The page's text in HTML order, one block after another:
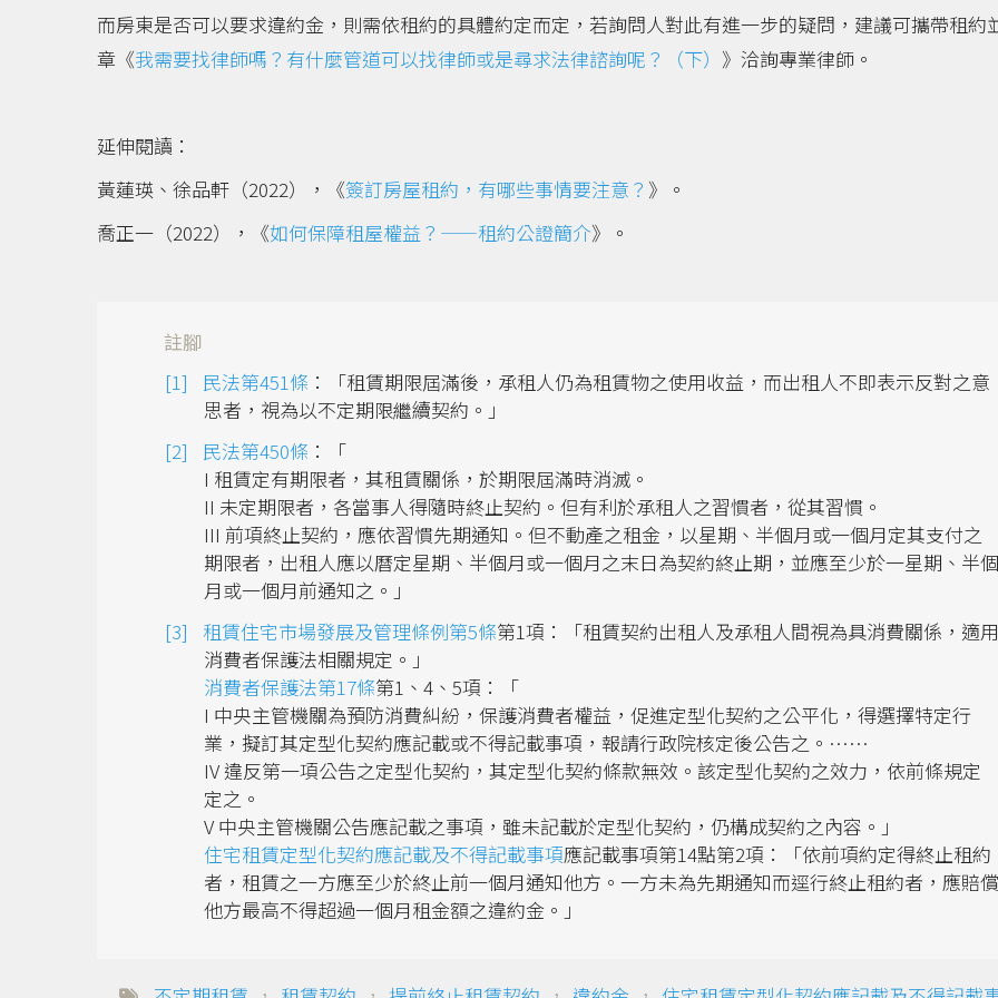
而房東是否可以要求違約金，則需依租約的具體約定而定，若詢問人對此有進一步的疑問，建議可攜帶租約
章《我需要找律師嗎？有什麼管道可以找律師或是尋求法律諮詢呢？（下） 》洽詢專業律師。
延伸閱讀：
黃蓮瑛、徐品軒（2022），《簽訂房屋租約，有哪些事情要注意？ 》。
喬正一（2022），《如何保障租屋權益？——租約公證簡介》。
註腳
民法第451條 ：「租賃期限屆滿後，承租人仍為租賃物之使用收益，而出租人不即表示反對之意
思者，視為以不定期限繼續契約。｣
民法第450條 ：「
I 租賃定有期限者，其租賃關係，於期限屆滿時消滅。
II 未定期限者，各當事人得隨時終止契約。但有利於承租人之習慣者，從其習慣。
III 前項終止契約，應依習慣先期通知。但不動產之租金，以星期、半個月或一個月定其支付之
期限者，出租人應以曆定星期、半個月或一個月之末日為契約終止期，並應至少於一星期、半個
月或一個月前通知之。｣
租賃住宅市場發展及管理條例第5條第1項：「租賃契約出租人及承租人間視為具消費關係，適用
消費者保護法相關規定。」
消費者保護法第17條第1、4、5項：「
I 中央主管機關為預防消費糾紛，保護消費者權益，促進定型化契約之公平化，得選擇特定行
業，擬訂其定型化契約應記載或不得記載事項，報請行政院核定後公告之。……
IV 違反第一項公告之定型化契約，其定型化契約條款無效。該定型化契約之效力，依前條規定
定之。
V 中央主管機關公告應記載之事項，雖未記載於定型化契約，仍構成契約之內容。」
住宅租賃定型化契約應記載及不得記載事項應記載事項第14點第2項：「依前項約定得終止租約
者，租賃之一方應至少於終止前一個月通知他方。一方未為先期通知而逕行終止租約者，應賠償
他方最高不得超過一個月租金額之違約金。」